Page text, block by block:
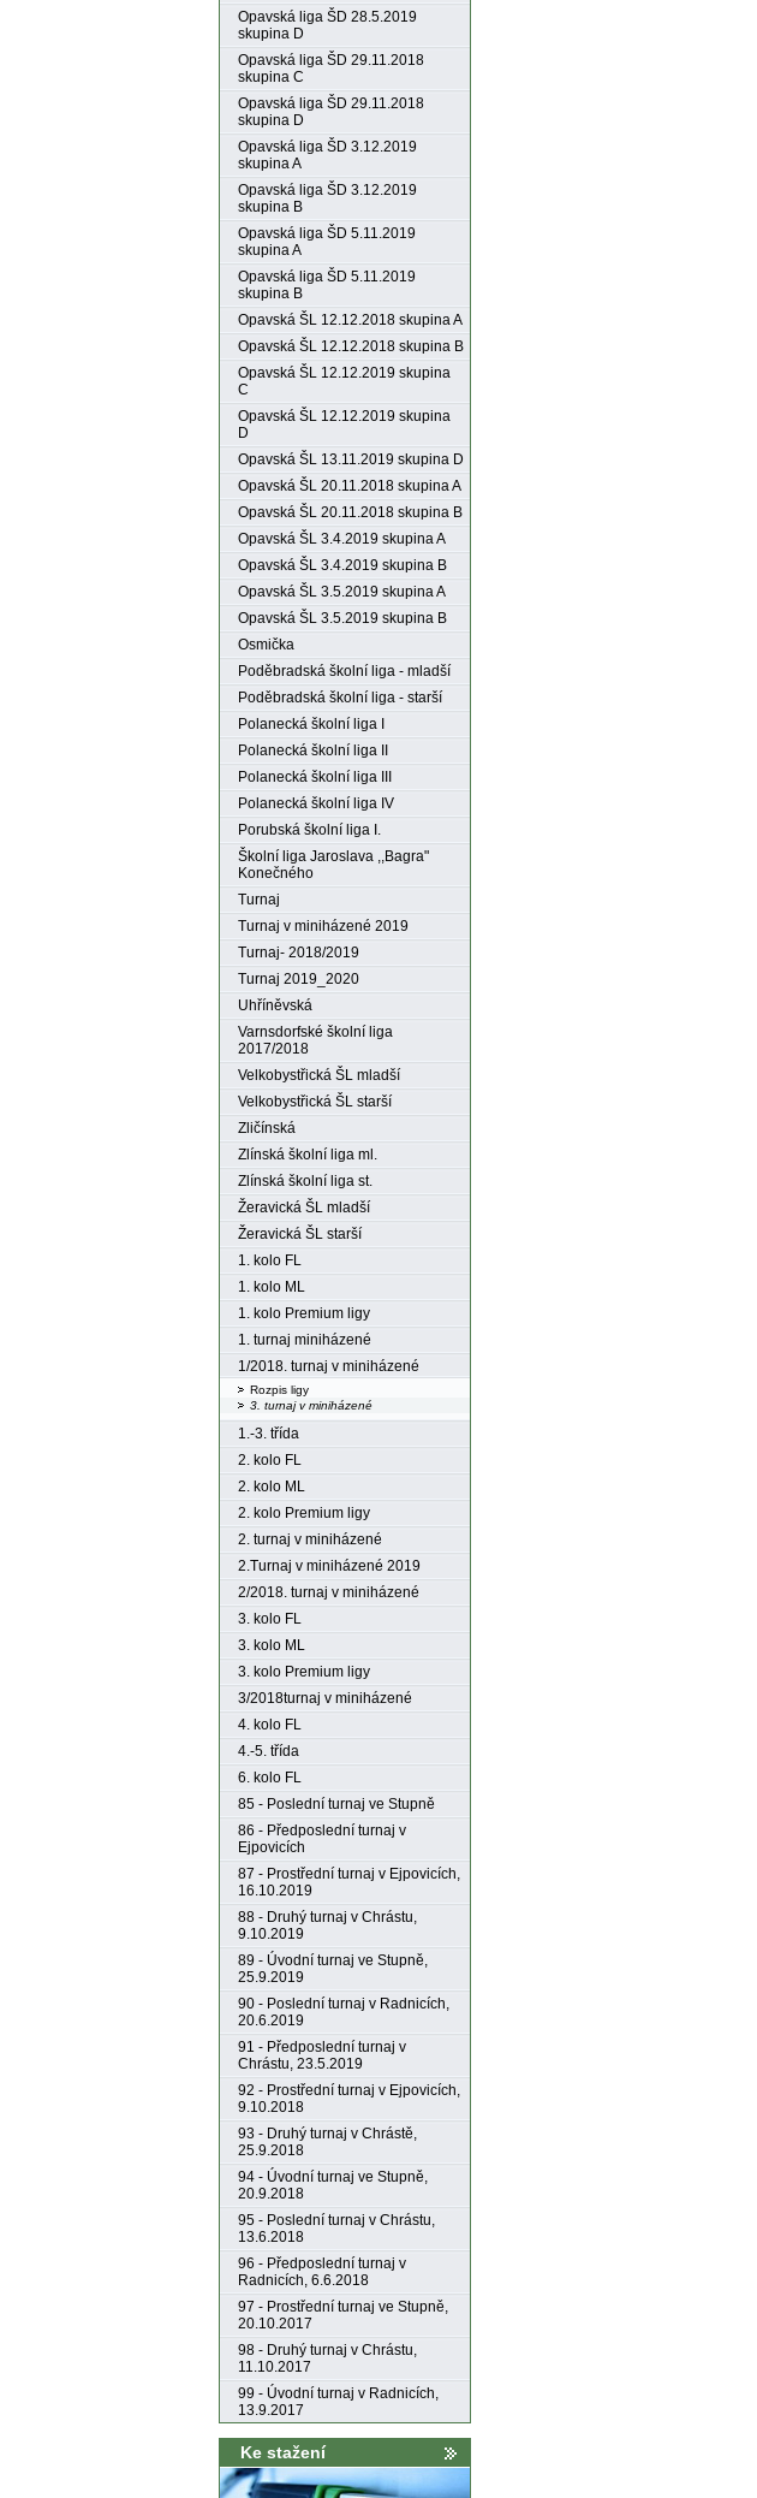
Opavská liga ŠD 28.5.2019
skupina D
Opavská liga ŠD 29.11.2018
skupina C
Opavská liga ŠD 29.11.2018
skupina D
Opavská liga ŠD 3.12.2019
skupina A
Opavská liga ŠD 3.12.2019
skupina B
Opavská liga ŠD 5.11.2019
skupina A
Opavská liga ŠD 5.11.2019
skupina B
Opavská ŠL 12.12.2018 skupina A
Opavská ŠL 12.12.2018 skupina B
Opavská ŠL 12.12.2019 skupina
C
Opavská ŠL 12.12.2019 skupina
D
Opavská ŠL 13.11.2019 skupina D
Opavská ŠL 20.11.2018 skupina A
Opavská ŠL 20.11.2018 skupina B
Opavská ŠL 3.4.2019 skupina A
Opavská ŠL 3.4.2019 skupina B
Opavská ŠL 3.5.2019 skupina A
Opavská ŠL 3.5.2019 skupina B
Osmička
Poděbradská školní liga - mladší
Poděbradská školní liga - starší
Polanecká školní liga I
Polanecká školní liga II
Polanecká školní liga III
Polanecká školní liga IV
Porubská školní liga I.
Školní liga Jaroslava ,,Bagra"
Konečného
Turnaj
Turnaj v miniházené 2019
Turnaj- 2018/2019
Turnaj 2019_2020
Uhříněvská
Varnsdorfské školní liga
2017/2018
Velkobystřická ŠL mladší
Velkobystřická ŠL starší
Zličínská
Zlínská školní liga ml.
Zlínská školní liga st.
Žeravická ŠL mladší
Žeravická ŠL starší
1. kolo FL
1. kolo ML
1. kolo Premium ligy
1. turnaj miniházené
1/2018. turnaj v miniházené
Rozpis ligy
3. turnaj v miniházené
1.-3. třída
2. kolo FL
2. kolo ML
2. kolo Premium ligy
2. turnaj v miniházené
2.Turnaj v miniházené 2019
2/2018. turnaj v miniházené
3. kolo FL
3. kolo ML
3. kolo Premium ligy
3/2018turnaj v miniházené
4. kolo FL
4.-5. třída
6. kolo FL
85 - Poslední turnaj ve Stupně
86 - Předposlední turnaj v
Ejpovicích
87 - Prostřední turnaj v Ejpovicích,
16.10.2019
88 - Druhý turnaj v Chrástu,
9.10.2019
89 - Úvodní turnaj ve Stupně,
25.9.2019
90 - Poslední turnaj v Radnicích,
20.6.2019
91 - Předposlední turnaj v
Chrástu, 23.5.2019
92 - Prostřední turnaj v Ejpovicích,
9.10.2018
93 - Druhý turnaj v Chrástě,
25.9.2018
94 - Úvodní turnaj ve Stupně,
20.9.2018
95 - Poslední turnaj v Chrástu,
13.6.2018
96 - Předposlední turnaj v
Radnicích, 6.6.2018
97 - Prostřední turnaj ve Stupně,
20.10.2017
98 - Druhý turnaj v Chrástu,
11.10.2017
99 - Úvodní turnaj v Radnicích,
13.9.2017
Ke stažení